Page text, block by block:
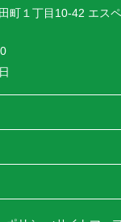
町１丁目10-42 エス